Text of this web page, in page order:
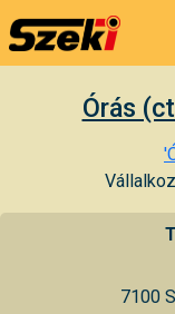
Órás
7100